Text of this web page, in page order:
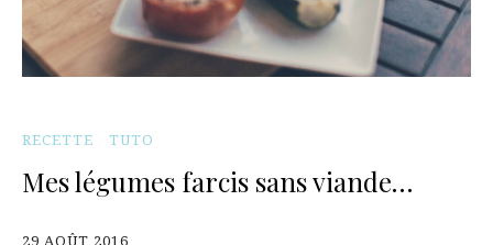
RECETTE TUTO
Mes légumes farcis sans viande…
29 AOÛT 2016